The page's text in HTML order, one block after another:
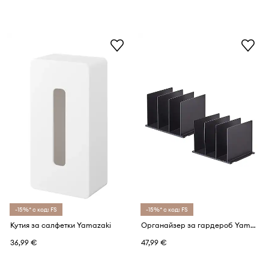
-15%* с код: FS
Кутия за салфетки Yamazaki
36,99 €
-15%* с код: FS
Органайзер за гардероб Yamazaki Smart (2 броя)
47,99 €